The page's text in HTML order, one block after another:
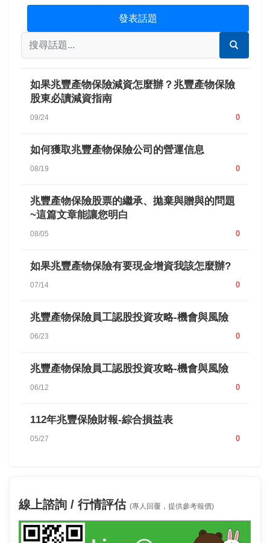
發表話題
如果兆豐產物保險減資怎麼辦？兆豐產物保險
股東必讀減資指南
09/24 0
如何獲取兆豐產物保險公司的營運信息
08/19 0
兆豐產物保險股票的繼承、拋棄與贈與的問題
~這篇文章能讓您明白
08/05 0
如果兆豐產物保險有要現金增資我該怎麼辦?
07/14 0
兆豐產物保險員工認股投資攻略-機會與風險
06/23 0
兆豐產物保險員工認股投資攻略-機會與風險
06/12 0
112年兆豐保險財報-綜合損益表
05/27 0
線上諮詢 / 行情評估 (專人回覆，提供參考報價)